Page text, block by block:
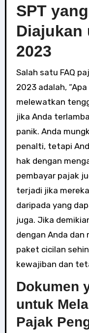
SPT
Diajukan
2023
Salah satu FAQ
2023 adalah,
melewatkan
jika Anda
panik. Anda
penalti, tetapi
hak dengan
pembayar pajak
terjadi jika
daripada yang
juga. Jika
dengan Anda dan
paket cicilan
kewajiban dan
Dokumen
untuk
Pajak